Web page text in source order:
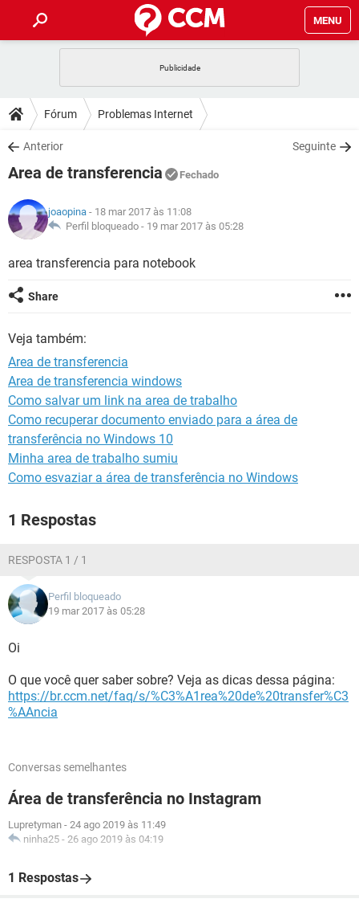
MENU
CELULAR FACEBOOK
OUTLOOK
INSTAGRAM GMAIL
GUIA DE COMPRAS
DICAS
JOGOS WHATSAPP
INSTAGRAM
GUIA DE COMPRAS
DOWNLOADS
JOGOS WHATSAPP
CELULAR
OUTLOOK EXCEL
INSTAGRAM
JOGOS
CELULAR
OUTLOOK EXCEL
INSTAGRAM
GLOSSÁRIO
INSTAGRAM
GUIA DE COMPRAS
Fórum Problemas Internet
Anterior Seguinte
Area de transferencia Fechado
joaopina - 18 mar 2017 às 11:08
Perfil bloqueado - 19 mar 2017 às 05:28
area transferencia para notebook
Share
Veja também:
Area de transferencia
Area de transferencia windows
Como salvar um link na area de trabalho
Como recuperar documento enviado para a área de
transferência no Windows 10
Minha area de trabalho sumiu
Como esvaziar a área de transferência no Windows
1 Respostas
RESPOSTA 1 / 1
Perfil bloqueado
19 mar 2017 às 05:28
Oi
O que você quer saber sobre? Veja as dicas dessa página:
https://br.ccm.net/faq/s/%C3%A1rea%20de%20transfer%C3
%AAncia
Conversas semelhantes
Área de transferência no Instagram
Lupretyman - 24 ago 2019 às 11:49
ninha25 - 26 ago 2019 às 04:19
1 Respostas